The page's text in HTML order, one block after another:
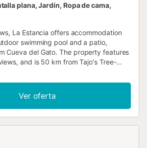
plana, Jardín, Ropa de cama,
La Estancia offers accommodation
swimming pool and a patio,
Cueva del Gato. The property features
and is 50 km from Tajo's Tree-
Ver oferta